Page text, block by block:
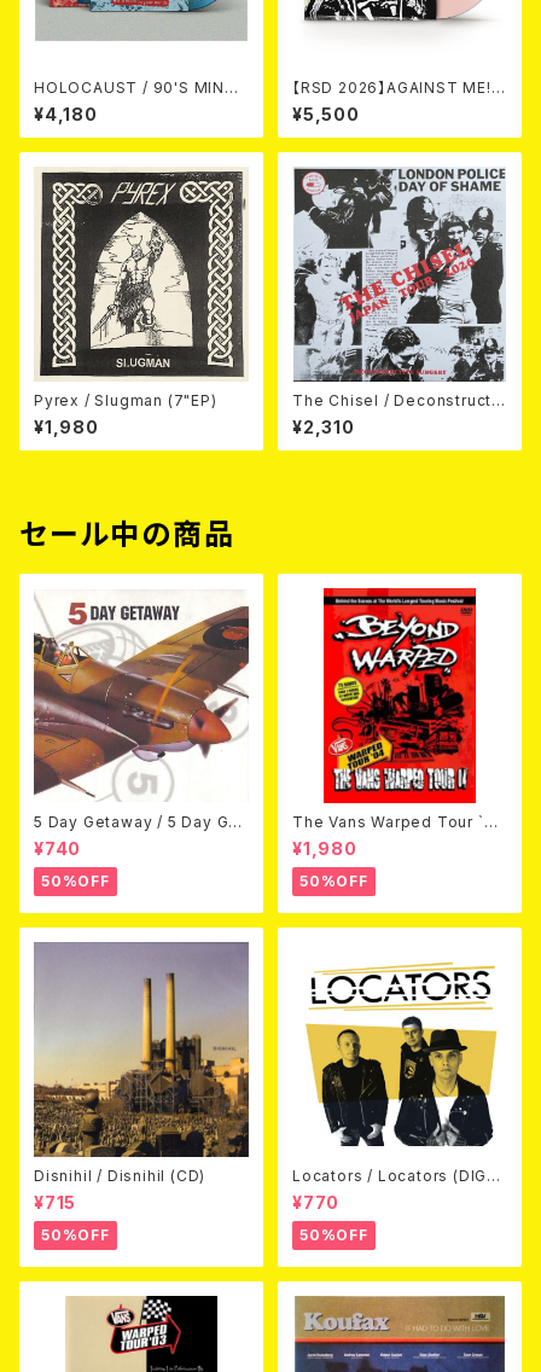
HOLOCAUST / 90'S MIND I
N YOUR MINDS (※LTD.150
SWIRL BLUE VINYL)
¥4,180
【RSD 2026】AGAINST ME! /
NEW WAVE B-SIDES [RSD V
INYL EP][Coloured Vinyl](1
2")
¥5,500
Pyrex / Slugman (7"EP)
¥1,980
The Chisel / Deconstructiv
e Surgery (7"EP)
¥2,310
セール中の商品
5 Day Getaway / 5 Day Get
away (CDEP)
¥740
50%OFF
The Vans Warped Tour `04
Beyond Warped (国内盤DV
D)
¥1,980
50%OFF
Disnihil / Disnihil (CD)
¥715
50%OFF
Locators / Locators (DIGPA
CK CD)
¥770
50%OFF